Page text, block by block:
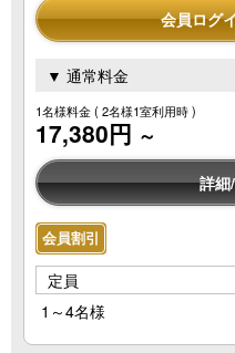
会員ログ
▼ 通常料金
1名様料金( 2名様1室利用時 )
17,380円 ～
詳細
会員割引
定員
1～4名様